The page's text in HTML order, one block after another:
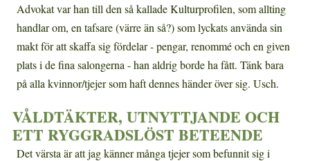
Advokat var han till den så kallade Kulturprofilen, som allting
handlar om, en tafsare (värre än så?) som lyckats använda sin
makt för att skaffa sig fördelar - pengar, renommé och en given
plats i de fina salongerna - han aldrig borde ha fått. Tänk bara
på alla kvinnor/tjejer som haft dennes händer över sig. Usch.
VÅLDTÄKTER, UTNYTTJANDE OCH
ETT RYGGRADSLÖST BETEENDE
Det värsta är att jag känner många tjejer som befunnit sig i